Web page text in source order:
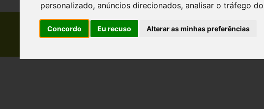
personalizado, anúncios direcionados, analisar o tráfego
Concordo Eu recuso Alterar as minhas preferências